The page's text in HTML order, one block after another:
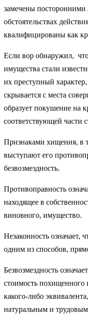
замечены
обстоятельствах
квалифицированы как
Если вор обнаружил,
имущества стали
их преступный
скрывается с места
образует покушение на
соответствующей части
Признаками хищения, в
выступают его
безвозмездность.
Противоправность
находящее в
виновного, имущество.
Незаконность означает,
одним из способов,
Безвозмездность
стоимость похищенного
какого-либо
натуральным и